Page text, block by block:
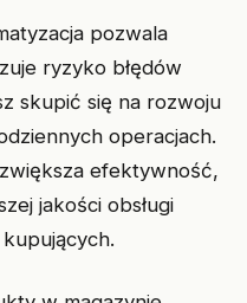
pozwala
ryzyko błędów
skupić się na rozwoju
operacjach.
efektywność,
jakości obsługi